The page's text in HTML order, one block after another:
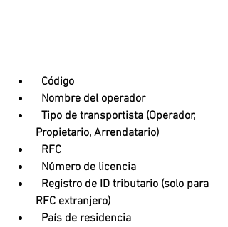
Código
  Nombre del operador
Propietario, Arrendatario)
  RFC
  Número de licencia
RFC extranjero)
  País de residencia